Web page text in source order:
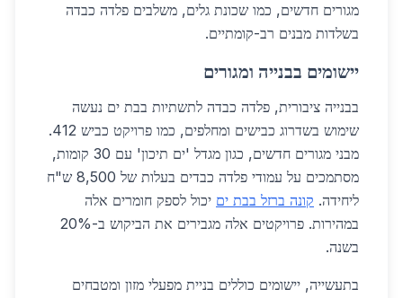
מגורים חדשים, כמו שכונת גלים, משלבים פלדה כבדה
בשלדות מבנים רב-קומתיים.
יישומים בבנייה ומגורים
בבנייה ציבורית, פלדה כבדה לתשתיות בבת ים נעשה
שימוש בשדרוג כבישים ומחלפים, כמו פרויקט כביש 412.
מבני מגורים חדשים, כגון מגדל 'ים תיכון' עם 30 קומות,
מסתמכים על עמודי פלדה כבדים בעלות של 8,500 ש"ח
ליחידה. קונה ברזל בבת ים יכול לספק חומרים אלה
במהירות. פרויקטים אלה מגבירים את הביקוש ב-20%
בשנה.
בתעשייה, יישומים כוללים בניית מפעלי מזון ומטבחים